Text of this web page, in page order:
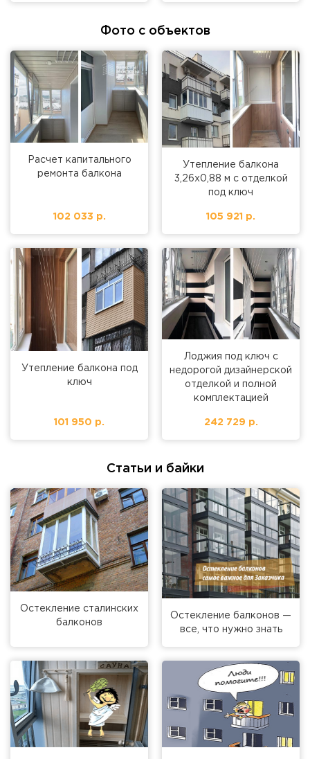
Фото с объектов
Расчет капитального
ремонта балкона
102 033 р.
Утепление балкона
3,26х0,88 м с отделкой
под ключ
105 921 р.
Утепление балкона под
ключ
101 950 р.
Лоджия под ключ с
недорогой дизайнерской
отделкой и полной
комплектацией
242 729 р.
Статьи и байки
Остекление сталинских
балконов
Остекление балконов —
все, что нужно знать